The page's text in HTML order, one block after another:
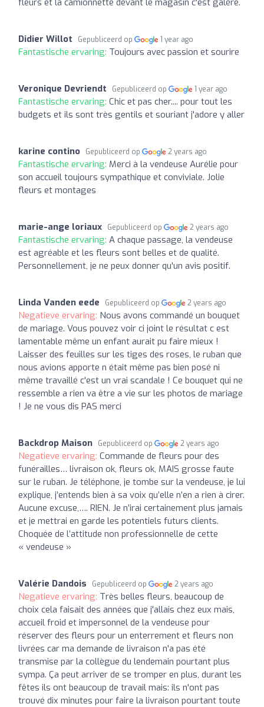
fleurs et la camionnette devant le magasin c'est galère.
Didier Willot Gepubliceerd op 1 year ago
Fantastische ervaring: Toujours avec passion et sourire
Veronique Devriendt Gepubliceerd op 1 year ago
Fantastische ervaring: Chic et pas cher.... pour tout les
budgets et ils sont très gentils et souriant j'adore y aller
karine contino Gepubliceerd op 2 years ago
Fantastische ervaring: Merci à la vendeuse Aurélie pour
son accueil toujours sympathique et conviviale. Jolie
fleurs et montages
marie-ange loriaux Gepubliceerd op 2 years ago
Fantastische ervaring: A chaque passage, la vendeuse
est agréable et les fleurs sont belles et de qualité.
Personnellement, je ne peux donner qu'un avis positif.
Linda Vanden eede Gepubliceerd op 2 years ago
Negatieve ervaring: Nous avons commandé un bouquet
de mariage. Vous pouvez voir ci joint le résultat c est
lamentable même un enfant aurait pu faire mieux !
Laisser des feuilles sur les tiges des roses, le ruban que
nous avions apporte n était même pas bien posé ni
même travaillé c'est un vrai scandale ! Ce bouquet qui ne
ressemble a rien va être a vie sur les photos de mariage
! Je ne vous dis PAS merci
Backdrop Maison Gepubliceerd op 2 years ago
Negatieve ervaring: Commande de fleurs pour des
funérailles… livraison ok, fleurs ok, MAIS grosse faute
sur le ruban. Je téléphone, je tombe sur la vendeuse, je lui
explique, j’entends bien à sa voix qu’elle n’en a rien à cirer.
Aucune excuse,…. RIEN. Je n’irai certainement plus jamais
et je mettrai en garde les potentiels futurs clients.
Choquée de l’attitude non professionnelle de cette
« vendeuse »
Valérie Dandois Gepubliceerd op 2 years ago
Negatieve ervaring: Très belles fleurs, beaucoup de
choix cela faisait des années que j'allais chez eux mais,
accueil froid et impersonnel de la vendeuse pour
réserver des fleurs pour un enterrement et fleurs non
livrées car ma demande de livraison n'a pas été
transmise par la collègue du lendemain pourtant plus
sympa. Ça peut arriver de se tromper en plus, durant les
fêtes ils ont beaucoup de travail mais: ils n'ont pas
trouvé dix minutes pour faire la livraison pourtant toute